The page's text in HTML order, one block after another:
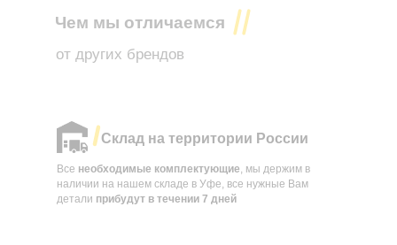
Чем мы отличаемся
от других брендов
Все необходимые комплектующие, мы держим в
наличии на нашем складе в Уфе, все нужные Вам
детали прибудут в течении 7 дней
Склад на территории России